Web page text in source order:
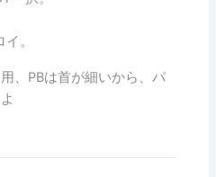
。
、PBは首が細いから、パ